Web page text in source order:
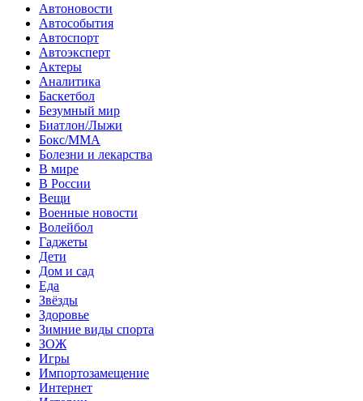
Автоновости
Автособытия
Автоспорт
Автоэксперт
Актеры
Аналитика
Баскетбол
Безумный мир
Биатлон/Лыжи
Бокс/MMA
Болезни и лекарства
В мире
В России
Вещи
Военные новости
Волейбол
Гаджеты
Дети
Дом и сад
Еда
Звёзды
Здоровье
Зимние виды спорта
ЗОЖ
Игры
Импортозамещение
Интернет